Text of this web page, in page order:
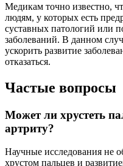
Медикам точно известно,
людям, у которых есть
суставных патологий или
заболеваний. В данном
ускорить развитие
отказаться.
Частые вопросы
Может ли хрустеть
артриту?
Научные исследования не
хрустом пальцев и